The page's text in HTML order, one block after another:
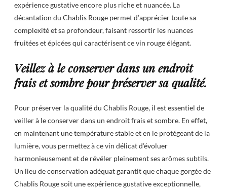
expérience gustative encore plus riche et nuancée. La
décantation du Chablis Rouge permet d’apprécier toute sa
complexité et sa profondeur, faisant ressortir les nuances
fruitées et épicées qui caractérisent ce vin rouge élégant.
Veillez à le conserver dans un endroit
frais et sombre pour préserver sa qualité.
Pour préserver la qualité du Chablis Rouge, il est essentiel de
veiller à le conserver dans un endroit frais et sombre. En effet,
en maintenant une température stable et en le protégeant de la
lumière, vous permettez à ce vin délicat d’évoluer
harmonieusement et de révéler pleinement ses arômes subtils.
Un lieu de conservation adéquat garantit que chaque gorgée de
Chablis Rouge soit une expérience gustative exceptionnelle,